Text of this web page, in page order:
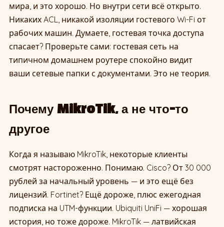
мира, и это хорошо. Но внутри сети всё открыто.
Никаких ACL, никакой изоляции гостевого Wi-Fi от
рабочих машин. Думаете, гостевая точка доступа
спасает? Проверьте сами: гостевая сеть на
типичном домашнем роутере спокойно видит
ваши сетевые папки с документами. Это не теория.
Почему MikroTik, а не что-то
другое
Когда я называю MikroTik, некоторые клиенты
смотрят настороженно. Понимаю. Cisco? От 30 000
рублей за начальный уровень — и это ещё без
лицензий. Fortinet? Ещё дороже, плюс ежегодная
подписка на UTM-функции. Ubiquiti UniFi — хорошая
история, но тоже дороже. MikroTik — латвийская